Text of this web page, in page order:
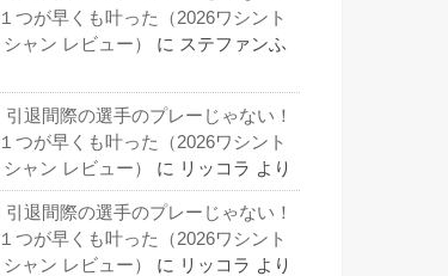
つが早くも叶った（2026ワシント
ャン レビュー）
に ステファンふ
引退間際の選手のプレーじゃない！
つが早くも叶った（2026ワシント
ャン レビュー）
に リッコラ より
引退間際の選手のプレーじゃない！
つが早くも叶った（2026ワシント
ャン レビュー）
に リッコラ より